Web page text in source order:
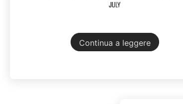
Continua a leggere